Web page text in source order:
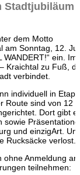
Stadtjubiläum
dem Motto
am Sonntag, 12.
ein. Im
Kraichtal zu Fuß,
verbindet.
individuell in
Route sind von 12
Dort gibt
sowie
und einzigArt.
Rucksäcke verlost.
Anmeldung an
teilnehmen: